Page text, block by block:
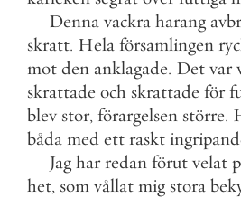
Denna vackra harang
skratt. Hela församlingen
mot den anklagade. Det var
skrattade och skrattade för
blev stor, förargelsen större.
båda med ett raskt
Jag har redan förut velat
het, som vållat mig stora